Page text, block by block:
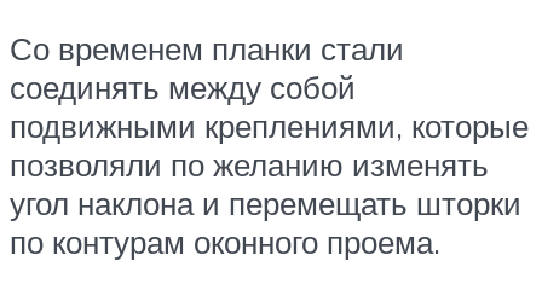
Со временем планки стали
соединять между собой
подвижными креплениями, которые
позволяли по желанию изменять
угол наклона и перемещать шторки
по контурам оконного проема.